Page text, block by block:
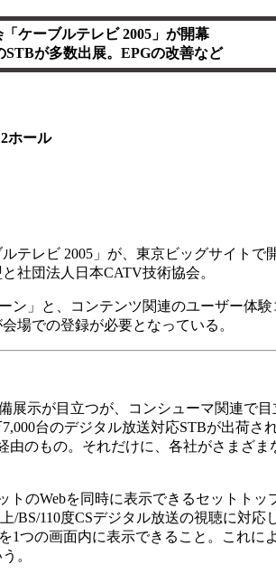
ケーブルテレビ 2005」が開幕
STBが多数出展。EPGの改善など
ホール
レビ 2005」が、東京ビッグサイトで
社団法人日本CATV技術協会。
」と、コンテンツ関連のユーザー体験
場での登録が必要となっている。
示が目立つが、コンシューマ関連で
台のデジタル放送対応STBが出荷さ
由のもの。それだけに、各社がさまざ
のWebを同時に表示できるセットトッ
/BS/110度CSデジタル放送の視聴に対応
1つの画面内に表示できること。これによ
。